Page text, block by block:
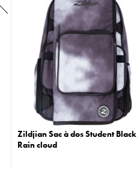
Zildjian Sac à dos Student Black
Rain cloud